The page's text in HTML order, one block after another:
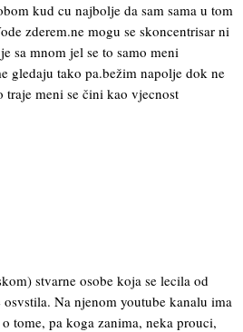
kud cu najbolje da sam sama u tom
zderem.ne mogu se skoncentrisar ni
sa mnom jel se to samo meni
gledaju tako pa.bežim napolje dok ne
meni se čini kao vjecnost
stvarne osobe koja se lecila od
Na njenom youtube kanalu ima
tome, pa koga zanima, neka prouci,